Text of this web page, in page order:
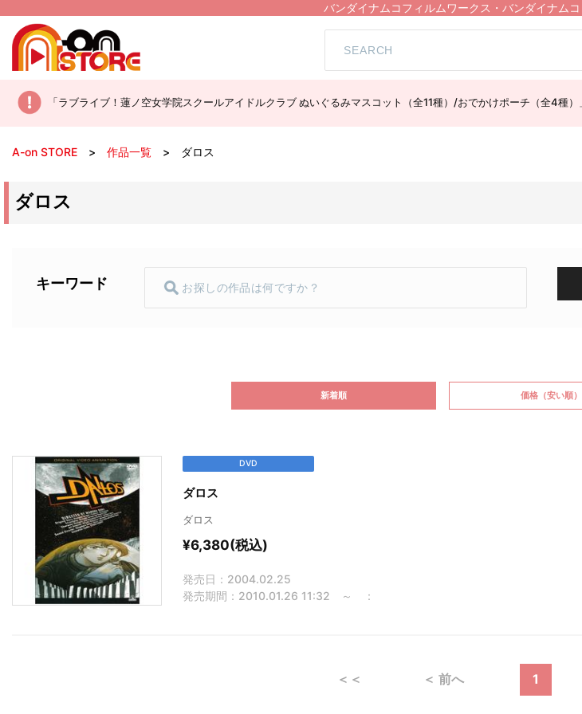
バンダイナムコフィルムワークス・バンダイナム
「ラブライブ！蓮ノ空女学院スクールアイドルクラブ ぬいぐるみマスコット（全11種）/おでかけポーチ（全4種
A-on STORE 作品一覧 ダロス
ダロス
キーワード
新着順 価格 （安い順）
DVD
ダロス
ダロス
¥6,380(税込)
発売日：2004.02.25
発売期間：2010.01.26 11:32 ～ ：
＜＜ ＜ 前へ 1